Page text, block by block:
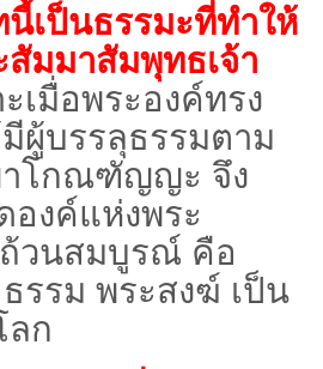
เป็นธรรมะที่ทำให้
สัมมาสัมพุทธเจ้า
เมื่อพระองค์ทรง
ผู้บรรลุธรรมตาม
โกณฑัญญะ จึง
องค์แห่งพระ
วนสมบูรณ์ คือ
รรม พระสงฆ์ เป็น
ลก